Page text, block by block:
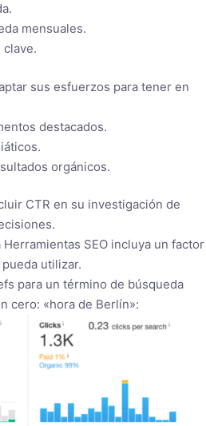
mensuales.
clave.
sus esfuerzos para tener en
destacados.
orgánicos.
CTR en su investigación de
SEO incluya un factor
utilizar.
para un término de búsqueda
cero: «hora de Berlín»: